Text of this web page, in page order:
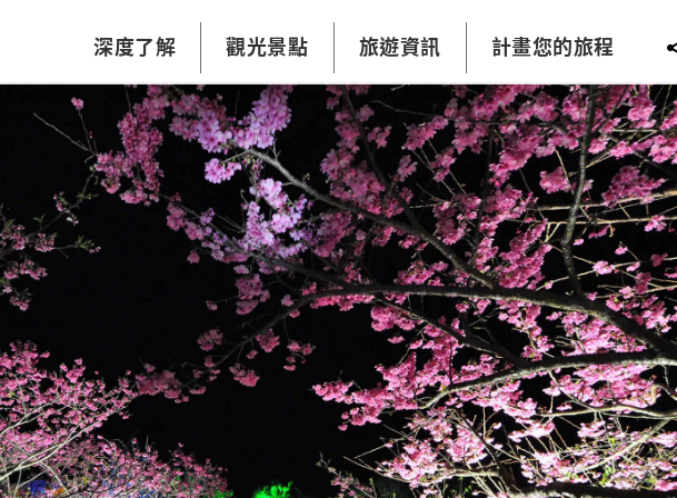
深度了解 觀光景點 旅遊資訊 計畫您的旅程